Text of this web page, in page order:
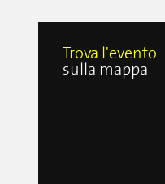
Trova l'evento
sulla mappa